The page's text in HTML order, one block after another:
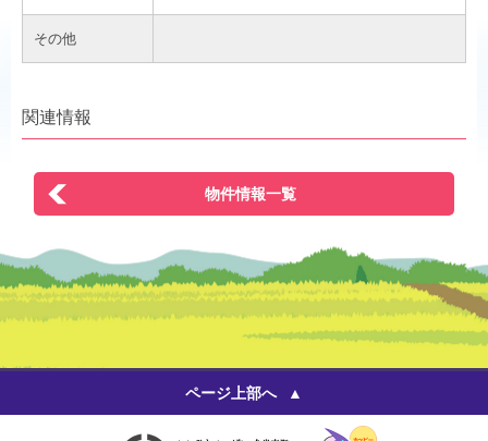
その他
関連情報
物件情報一覧
ページ上部へ